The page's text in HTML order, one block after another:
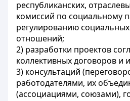
республиканских,
комиссий по социальному
регулированию
отношений;
2) разработки проектов
коллективных договоров и
3) консультаций
работодателями, их
(ассоциациями, союзами),